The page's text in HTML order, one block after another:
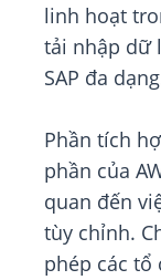
linh hoạt
tải nhập dữ
SAP đa
Phần tích
phần của
quan đến
tùy chỉnh.
phép các